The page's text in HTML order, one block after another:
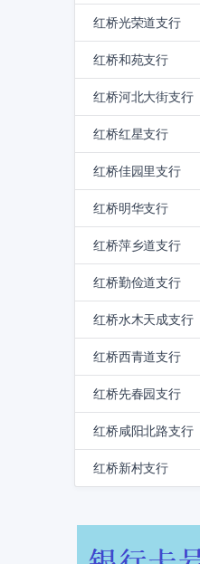
红桥光荣道支行
红桥和苑支行
红桥河北大街支行
红桥红星支行
红桥佳园里支行
红桥明华支行
红桥萍乡道支行
红桥勤俭道支行
红桥水木天成支行
红桥西青道支行
红桥先春园支行
红桥咸阳北路支行
红桥新村支行